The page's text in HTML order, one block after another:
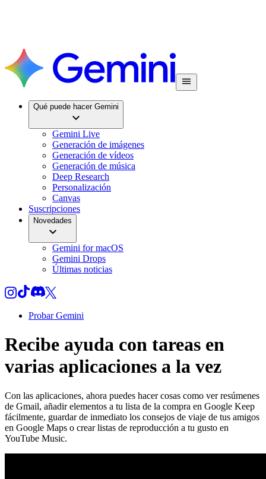
Qué puede hacer Gemini
Gemini Live
Generación de imágenes
Generación de vídeos
Generación de música
Deep Research
Personalización
Canvas
Suscripciones
Novedades
Gemini for macOS
Gemini Drops
Últimas noticias
Probar Gemini
Recibe ayuda con tareas en
varias aplicaciones a la vez
Con las aplicaciones, ahora puedes hacer cosas como ver resúmenes
de Gmail, añadir elementos a tu lista de la compra en Google Keep
fácilmente, guardar de inmediato los consejos de viaje de tus amigos
en Google Maps o crear listas de reproducción a tu gusto en
YouTube Music.